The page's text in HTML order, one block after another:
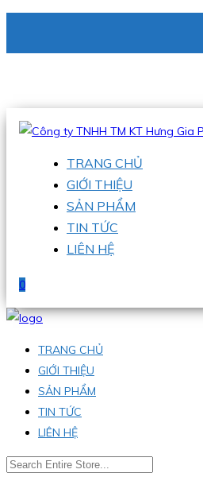
Hotline:0938 336 079
TRANG CHỦ
GIỚI THIỆU
SẢN PHẨM
TIN TỨC
LIÊN HỆ
0
TRANG CHỦ
GIỚI THIỆU
SẢN PHẨM
TIN TỨC
LIÊN HỆ